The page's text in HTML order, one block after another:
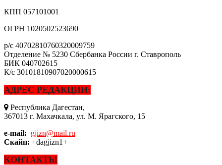
КПП 057101001
ОГРН 1020502523690
р/с 40702810760320009759
Отделение № 5230 Сбербанка России г. Ставрополь
БИК 040702615
К/с 30101810907020000615
АДРЕС РЕДАКЦИИ:
Республика Дагестан,
367013 г. Махачкала, ул. М. Ярагского, 15
e-mail: gjizn@mail.ru
Скайп: +dagjizn1+
КОНТАКТЫ